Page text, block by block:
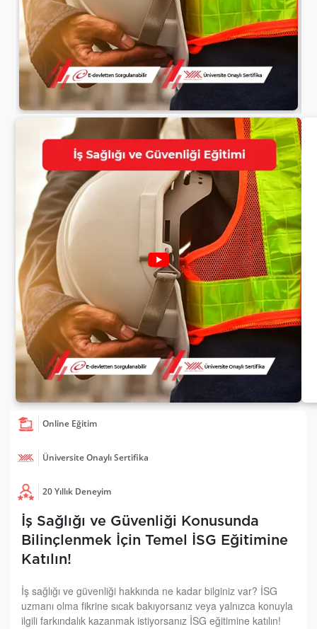
20 Yıllık Deneyim
Üniversite Onaylı Sertifika
Online Eğitim
İş Sağlığı ve Güvenliği Konusunda
Bilinçlenmek İçin Temel İSG Eğitimine
Katılın!
İş sağlığı ve güvenliği hakkında ne kadar bilginiz var? İSG
uzmanı olma fikrine sıcak bakıyorsanız veya yalnızca konuyla
ilgili farkındalık kazanmak istiyorsanız İSG eğitimine katılın!